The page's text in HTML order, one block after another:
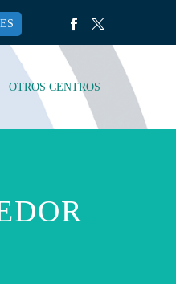
OTROS CENTROS